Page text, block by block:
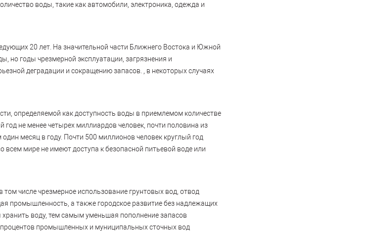
воды, такие как автомобили, электроника, одежда и
20 лет. На значительной части Ближнего Востока и Южной
но годы чрезмерной эксплуатации, загрязнения и
деградации и сокращению запасов. , в некоторых случаях
определяемой как доступность воды в приемлемом количестве
не менее четырех миллиардов человек, почти половина из
месяц в году. Почти 500 миллионов человек круглый год
мире не имеют доступа к безопасной питьевой воде или
числе чрезмерное использование грунтовых вод, отвод
промышленность, а также городское развитие без надлежащих
воду, тем самым уменьшая пополнение запасов
процентов промышленных и муниципальных сточных вод